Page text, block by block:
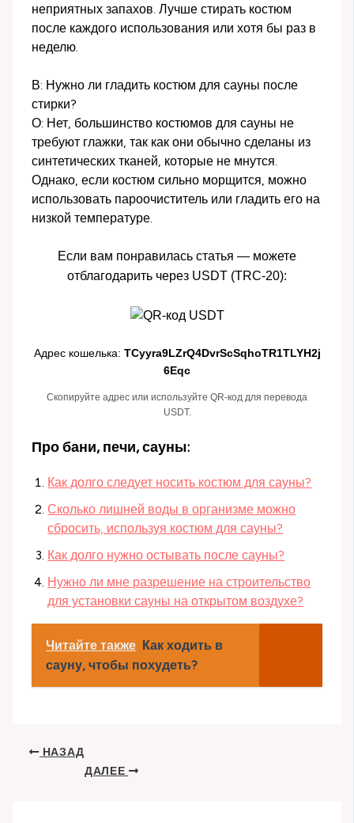
неприятных запахов. Лучше стирать костюм
после каждого использования или хотя бы раз в
неделю.
В: Нужно ли гладить костюм для сауны после
стирки?
О: Нет, большинство костюмов для сауны не
требуют глажки, так как они обычно сделаны из
синтетических тканей, которые не мнутся.
Однако, если костюм сильно морщится, можно
использовать пароочиститель или гладить его на
низкой температуре.
Если вам понравилась статья — можете
отблагодарить через USDT (TRC-20):
Адрес кошелька: TCyyra9LZrQ4DvrScSqhoTR1TLYH2j
6Eqc
Скопируйте адрес или используйте QR-код для перевода
USDT.
Про бани, печи, сауны:
Как долго следует носить костюм для сауны?
Сколько лишней воды в организме можно
сбросить, используя костюм для сауны?
Как долго нужно остывать после сауны?
Нужно ли мне разрешение на строительство
для установки сауны на открытом воздухе?
Читайте также Как ходить в
сауну, чтобы похудеть?
НАЗАД
ДАЛЕЕ